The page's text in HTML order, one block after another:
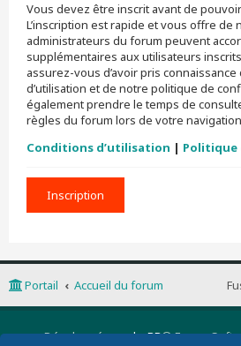
Vous devez être inscrit avant de
L’inscription est rapide et vous offre de
administrateurs du forum peuvent
supplémentaires aux utilisateurs
assurez-vous d’avoir pris
d’utilisation et de notre politique de
également prendre le temps de
règles du forum lors de votre
Conditions d’utilisation |
Inscription
Portail Accueil du forum
Développé parphpBB® Forum